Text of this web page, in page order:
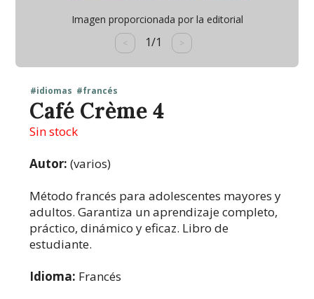
Imagen proporcionada por la editorial
< 1/1 >
#idiomas #francés
Café Crème 4
Sin stock
Autor: (varios)
Método francés para adolescentes mayores y
adultos. Garantiza un aprendizaje completo,
práctico, dinámico y eficaz. Libro de
estudiante.
Idioma: Francés